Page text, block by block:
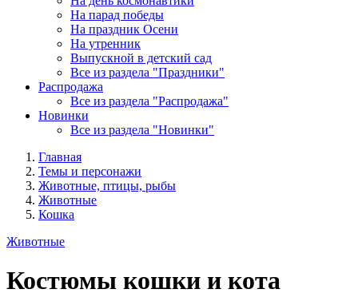
На парад победы
На праздник Осени
На утренник
Выпускной в детский сад
Все из раздела "Праздники"
Распродажа
Все из раздела "Распродажа"
Новинки
Все из раздела "Новинки"
Главная
Темы и персонажи
Животные, птицы, рыбы
Животные
Кошка
Животные
Костюмы кошки и кота